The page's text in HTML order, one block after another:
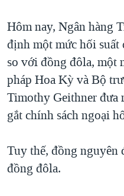
THỂ THAO
GIÁO DỤC
GROUND ZERO – XƯA
CHI PHÍ CHIẾN TRANH
CÁC GIÁ TRỊ CỘNG HÒA
THƯỢNG ĐỈNH TRUMP-
TRỊNH VĨNH BÌNH VS.
BÊN KIA QUỐC LỘ:
QUAN HỆ VIỆT MỸ
Hôm nay, Ngân hàng
định một mức hối
so với đồng đôla, một
pháp Hoa Kỳ và Bộ
Timothy Geithner
gắt chính sách ngoại
Tuy thế, đồng nguyên
đồng đôla.